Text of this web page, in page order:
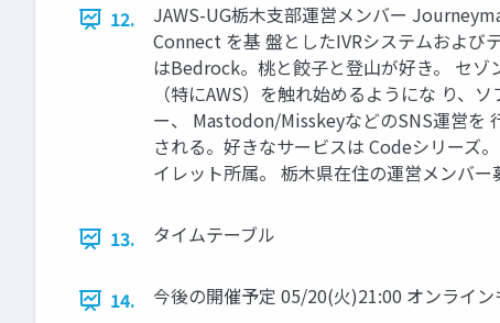
12.
JAWS-UG栃木支部運営メンバー
Connect を基 盤としたIVRシステムおよ
はBedrock。桃と餃子と登山が好き。 セゾ
（特にAWS）を触れ始めるようにな り、
ー、 Mastodon/MisskeyなどのSNS運営を
される。好きなサービスは Codeシリーズ
イレット所属。 栃木県在住の運営メンバー
13. タイムテーブル
14. 今後の開催予定 05/20(火)21:00 オンライ